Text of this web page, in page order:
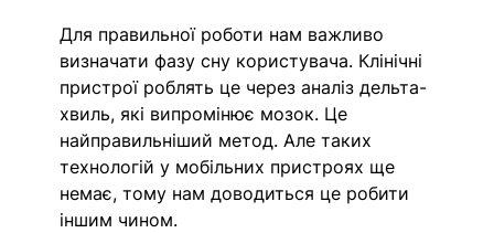
Для правильної роботи нам важливо
визначати фазу сну користувача. Клінічні
пристрої роблять це через аналіз дельта-
хвиль, які випромінює мозок. Це
найправильніший метод. Але таких
технологій у мобільних пристроях ще
немає, тому нам доводиться це робити
іншим чином.